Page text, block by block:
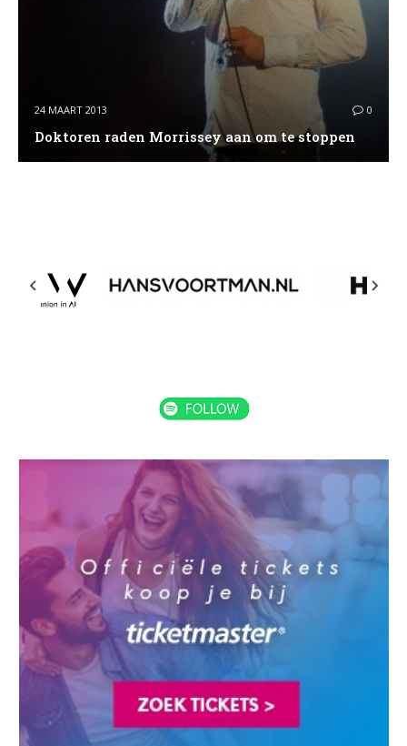
24 MAART 2013 0
Doktoren raden Morrissey aan om te stoppen